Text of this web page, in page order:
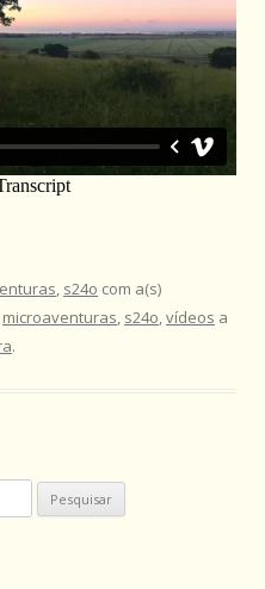
, s24o com a(s)
microaventuras, s24o,vídeos a
.